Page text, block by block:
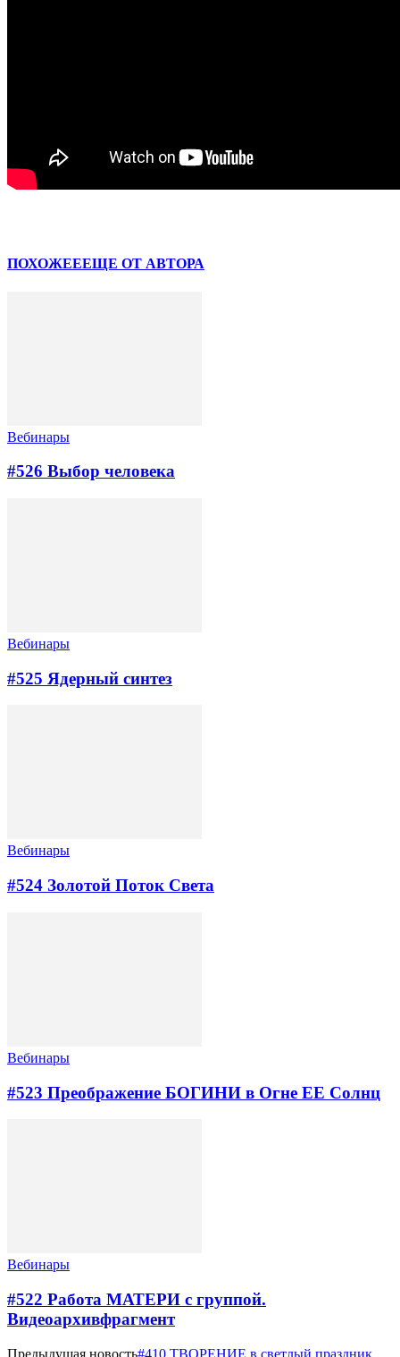
ПОХОЖЕЕЕЩЕ ОТ АВТОРА
Вебинары
#526 Выбор человека
Вебинары
#525 Ядерный синтез
Вебинары
#524 Золотой Поток Cвета
Вебинары
#523 Преображение БОГИНИ в Огне ЕЕ Солнц
Вебинары
#522 Работа МАТЕРИ с группой.
Видеоархивфрагмент
Предыдущая новость#410 ТВОРЕНИЕ в светлый праздник